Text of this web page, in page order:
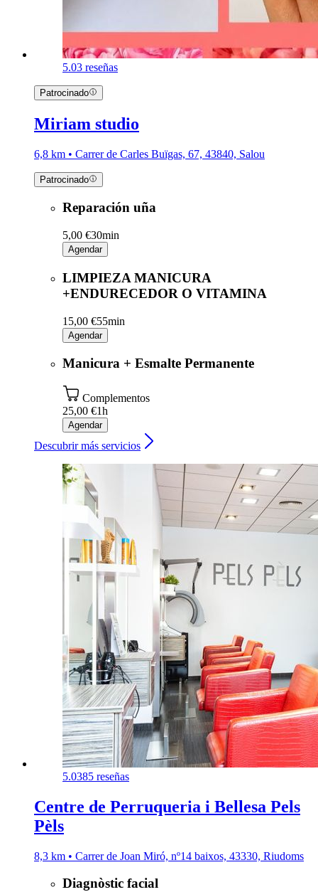
5.03 reseñas
Patrocinado
Miriam studio
6,8 km • Carrer de Carles Buïgas, 67, 43840, Salou
Patrocinado
Reparación uña
5,00 €30min
Agendar
LIMPIEZA MANICURA
+ENDURECEDOR O VITAMINA
15,00 €55min
Agendar
Manicura + Esmalte Permanente
Complementos
25,00 €1h
Agendar
Descubrir más servicios
5.0385 reseñas
Centre de Perruqueria i Bellesa Pels
Pèls
8,3 km • Carrer de Joan Miró, nº14 baixos, 43330, Riudoms
Diagnòstic facial